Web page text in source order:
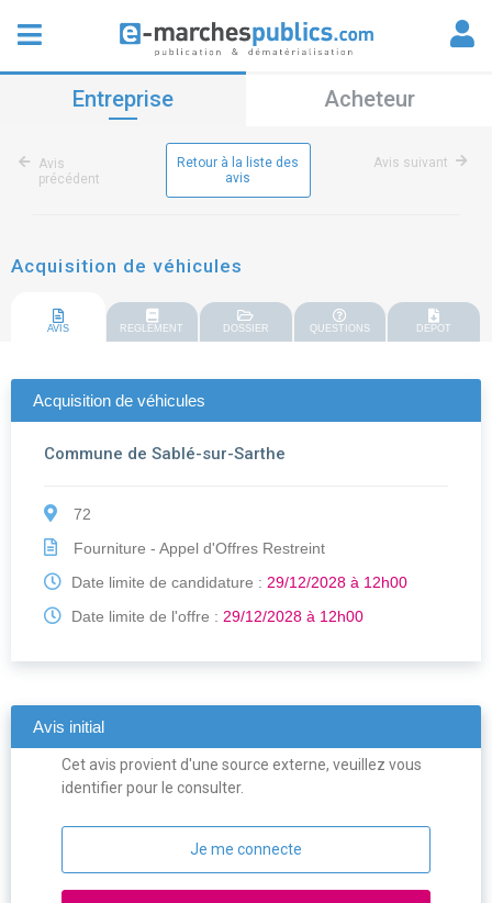
Entreprise Acheteur
Avis
précédent
Retour à la liste des
avis
Avis suivant
Acquisition de véhicules
AVIS REGLEMENT DOSSIER QUESTIONS DEPOT
Acquisition de véhicules
Commune de Sablé-sur-Sarthe
72
Fourniture - Appel d'Offres Restreint
Date limite de candidature : 29/12/2028 à 12h00
Date limite de l'offre : 29/12/2028 à 12h00
Avis initial
Cet avis provient d'une source externe, veuillez vous
identifier pour le consulter.
Je me connecte